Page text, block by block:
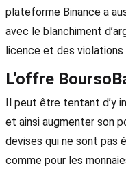
plateforme Binance a
avec le blanchiment
licence et des violations
L’offre
Il peut être tentant d’y
et ainsi augmenter son
devises qui ne sont pas
comme pour les